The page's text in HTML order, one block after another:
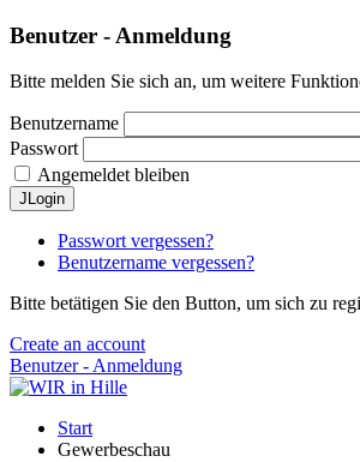
Benutzer - Anmeldung
Bitte melden Sie sich an, um weitere
Benutzername
Passwort
Angemeldet bleiben
JLogin
Passwort vergessen?
Benutzername vergessen?
Bitte betätigen Sie den Button, um sich zu
Create an account
Benutzer - Anmeldung
Start
Gewerbeschau